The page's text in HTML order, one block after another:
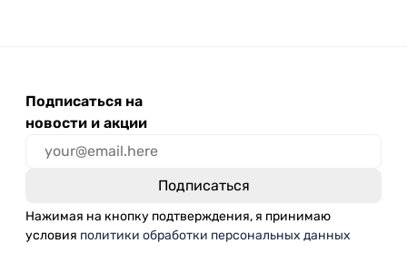
Подписаться на
новости и акции
Нажимая на кнопку подтверждения, я принимаю
условия политики обработки персональных данных